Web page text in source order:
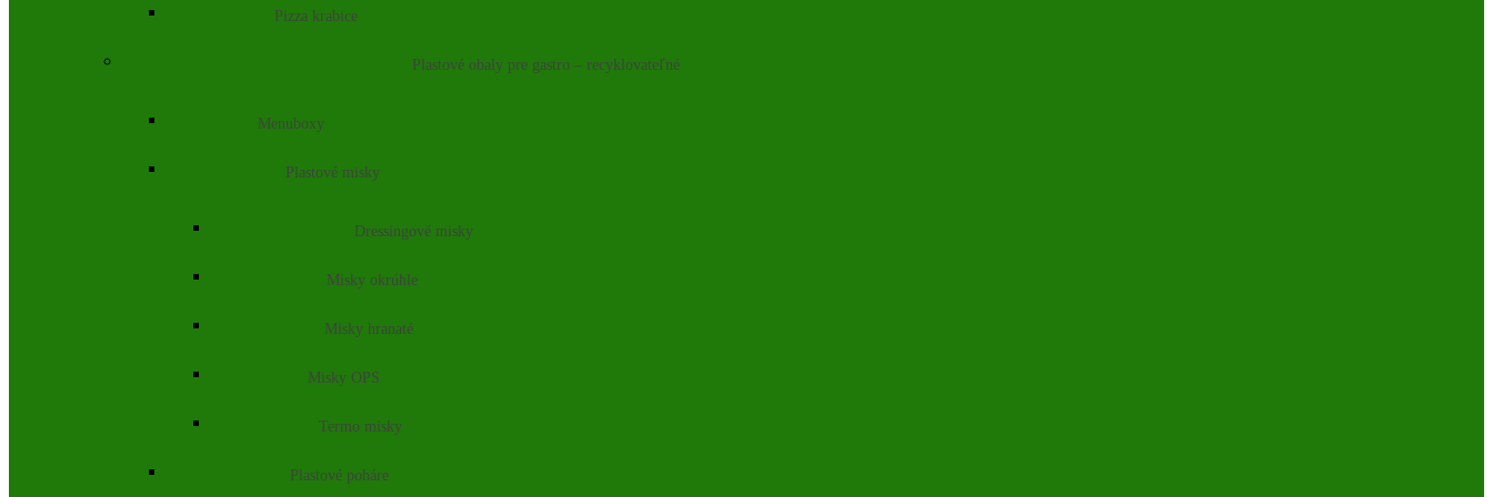
Pizza krabice
Plastové obaly pre gastro – recyklovateľné
Menuboxy
Plastové misky
Dressingové misky
Misky okrúhle
Misky hranaté
Misky OPS
Termo misky
Plastové poháre